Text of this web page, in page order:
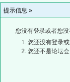
提示信息 »
您没有登录或者您
您还没有登录
您还不是论坛